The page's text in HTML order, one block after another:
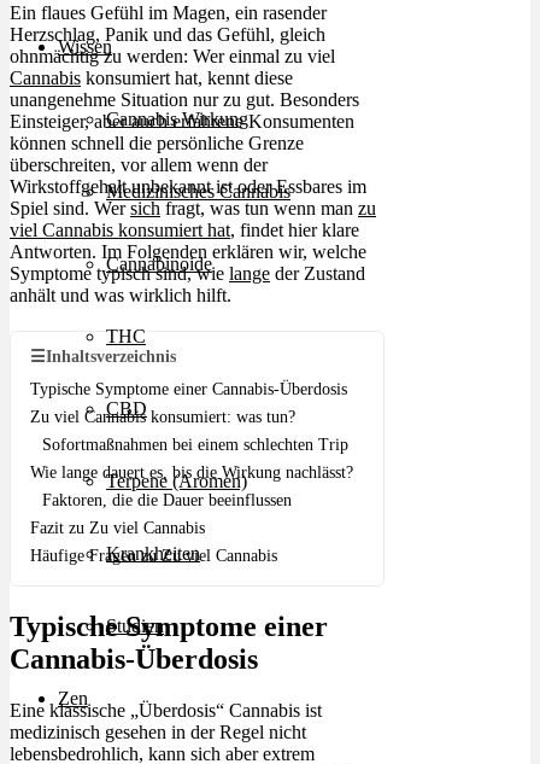
Wissen
Cannabis Wirkung
Medizinisches Cannabis
Cannabinoide
THC
CBD
Terpene (Aromen)
Krankheiten
Studien
Zen
Ein flaues Gefühl im Magen, ein rasender
Herzschlag, Panik und das Gefühl, gleich
ohnmächtig zu werden: Wer einmal zu viel
Cannabis konsumiert hat, kennt diese
unangenehme Situation nur zu gut. Besonders
Einsteiger, aber auch erfahrene Konsumenten
können schnell die persönliche Grenze
überschreiten, vor allem wenn der
Wirkstoffgehalt unbekannt ist oder Essbares im
Spiel sind. Wersich fragt, was tun wenn man zu
viel Cannabis konsumiert hat, findet hier klare
Antworten. Im Folgenden erklären wir, welche
Symptome typisch sind, wie lange der Zustand
anhält und was wirklich hilft.
☰Inhaltsverzeichnis
Typische Symptome einer Cannabis-Überdosis
Zu viel Cannabis konsumiert: was tun?
Sofortmaßnahmen bei einem schlechten Trip
Wie lange dauert es, bis die Wirkung nachlässt?
Faktoren, die die Dauer beeinflussen
Fazit zu Zu viel Cannabis
Häufige Fragen zu Zu viel Cannabis
Typische Symptome einer
Cannabis-Überdosis
Eine klassische „Überdosis“ Cannabis ist
medizinisch gesehen in der Regel nicht
lebensbedrohlich, kann sich aber extrem